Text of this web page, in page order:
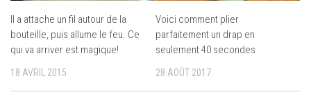
Il a attache un fil autour de la
bouteille, puis allume le feu. Ce
qui va arriver est magique!
18 AVRIL 2015
Voici comment plier
parfaitement un drap en
seulement 40 secondes
28 AOÛT 2017